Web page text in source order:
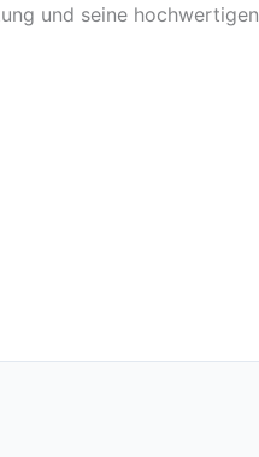
und seine hochwertigen